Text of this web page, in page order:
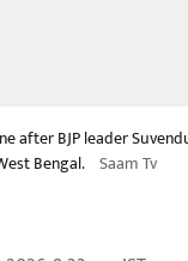
after BJP leader
Bengal. Saam Tv